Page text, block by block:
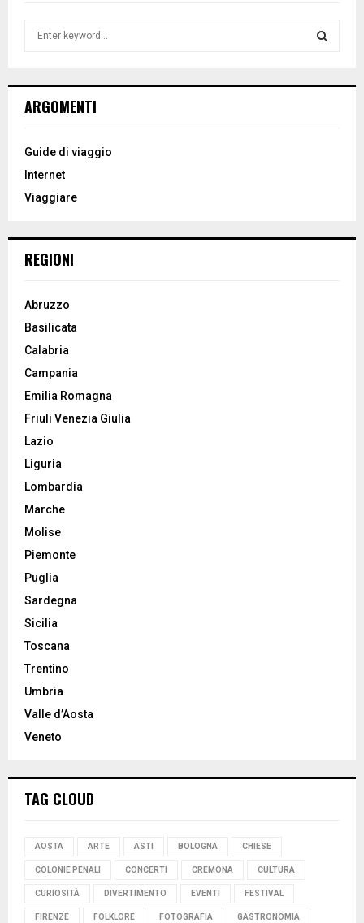
h
o
:
ARGOMENTI
Guide di viaggio
Internet
Viaggiare
REGIONI
Abruzzo
Basilicata
Calabria
Campania
Emilia Romagna
Friuli Venezia Giulia
Lazio
Liguria
Lombardia
Marche
Molise
Piemonte
Puglia
Sardegna
Sicilia
Toscana
Trentino
Umbria
Valle d’Aosta
Veneto
TAG CLOUD
AOSTA ARTE ASTI BOLOGNA CHIESE
COLONIE PENALI CONCERTI CREMONA CULTURA
CURIOSITÀ DIVERTIMENTO EVENTI FESTIVAL
FIRENZE FOLKLORE FOTOGRAFIA GASTRONOMIA